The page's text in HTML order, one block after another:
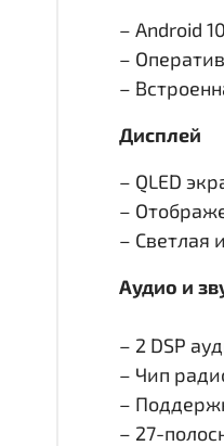
– Android
–
–
Дисплей
– QLED
–
– Светлая
Аудио и
– 2 DSP
– Чип
–
– 27-